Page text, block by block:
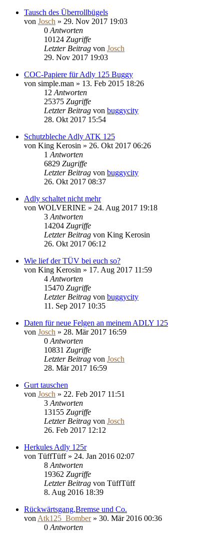
Tausch des Überrollbügels
von Josch » 29. Nov 2017 19:03
0 Antworten
10124 Zugriffe
Letzter Beitrag von Josch
29. Nov 2017 19:03
COC-Papiere für Adly 125 Buggy
von simple.man » 13. Feb 2015 18:26
12 Antworten
25375 Zugriffe
Letzter Beitrag von buggycity
28. Okt 2017 15:54
Schutzbleche Adly ATK 125
von King Kerosin » 26. Okt 2017 06:26
1 Antworten
6829 Zugriffe
Letzter Beitrag von buggycity
26. Okt 2017 08:37
Adly schaltet nicht mehr
von WOLVERINE » 24. Aug 2017 19:18
3 Antworten
14204 Zugriffe
Letzter Beitrag von King Kerosin
26. Okt 2017 06:12
Wie lief der TÜV bei euch so?
von King Kerosin » 17. Aug 2017 11:59
4 Antworten
15470 Zugriffe
Letzter Beitrag von buggycity
11. Sep 2017 10:35
Daten für neue Felgen an meinem ADLY 125
von Josch » 28. Mär 2017 16:59
0 Antworten
10831 Zugriffe
Letzter Beitrag von Josch
28. Mär 2017 16:59
Gurt tauschen
von Josch » 22. Feb 2017 11:51
3 Antworten
13155 Zugriffe
Letzter Beitrag von Josch
26. Feb 2017 12:12
Herkules Adly 125r
von TüffTüff» 24. Jan 2016 02:07
8 Antworten
19362 Zugriffe
Letzter Beitrag von TüffTüff
8. Aug 2016 18:39
Rückwärtsgang,Bremse und Co.
von Atk125_Bomber» 30. Mär 2016 00:36
0 Antworten